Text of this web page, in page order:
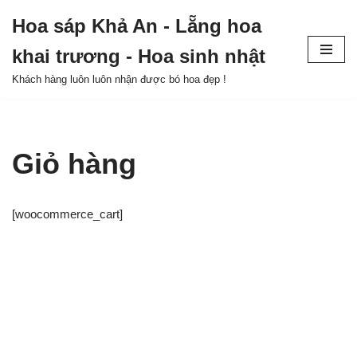
to
content
Hoa sáp Khả An - Lẵng hoa
khai trương - Hoa sinh nhật
Khách hàng luôn luôn nhận được bó hoa đẹp !
Giỏ hàng
[woocommerce_cart]